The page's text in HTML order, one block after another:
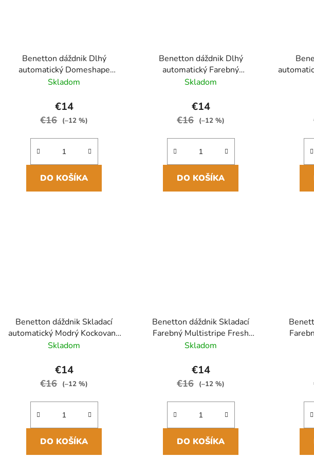
Benetton dáždnik Dlhý
automatický Domeshape
Transparent Stripes
Skladom
€14
€16 (–12 %)
DO KOŠÍKA
Benetton dáždnik Dlhý
automatický Farebný
Multistripes Lime Punch
Skladom
€14
€16 (–12 %)
DO KOŠÍKA
Benetton dáždnik Skladací
automatický Modrý Kockovaný
28cm/95cm
Skladom
€14
€16 (–12 %)
DO KOŠÍKA
Benetton dáždnik Skladací
Farebný Multistripe Fresh
Salmon Super Mini 23cm/95cm
Skladom
€14
€16 (–12 %)
DO KOŠÍKA